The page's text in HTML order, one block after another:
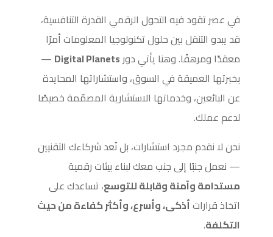
في عصر تقود فيه التحول الرقمي القدرة التنافسية،
قد يبدو التنقل بين حلول تكنولوجيا المعلومات أمرًا
معقدًا ومرهقًا. وهنا يأتي دورDigital Planets
—
بخبرتها العميقة في السوق، واستشاراتها المحايدة
عن البائعين، وخدماتها الاستشارية المصمّمة خصيصًا
لدعم عملك.
نحن لا نقدم مجرد استشارات، بل نُعد شركاءك التقنيين
— نعمل جنبًا إلى جنب معك لبناء بيئات رقمية
مستدامة وآمنة وقابلة للتوسع، تساعدك على
اتخاذ قراراتأذكى، وأسرع، وأكثر كفاءة من حيث
التكلفة.